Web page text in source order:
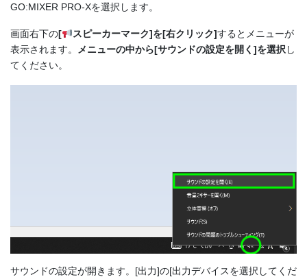
GO:MIXER PRO-Xを選択します。
画面右下の[ スピーカーマーク]を[右クリック]するとメニューが
表示されます。 メニューの中から[サウンドの設定を開く]を選択し
てください。
サウンドの設定が開きます。[出力]の[出力デバイスを選択してくだ